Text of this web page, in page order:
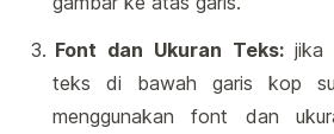
Font dan Ukuran Teks:jika
teks di bawah garis kop
menggunakan font dan